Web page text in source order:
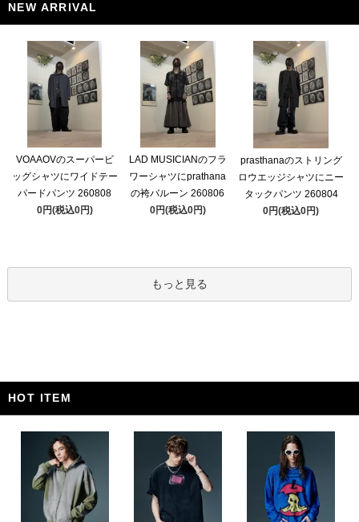
NEW ARRIVAL
VOAAOVのスーパービ
ッグシャツにワイドテー
パードパンツ 260808
0円(税込0円)
LAD MUSICIANのフラ
ワーシャツにprathana
の袴バルーン 260806
0円(税込0円)
prasthanaのストリング
ロウエッジシャツにニー
タックパンツ 260804
0円(税込0円)
もっと見る
HOT ITEM